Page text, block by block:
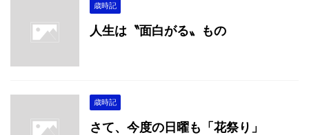
歳時記
人生は〝面白がる〟もの
歳時記
さて、今度の日曜も「花祭り」